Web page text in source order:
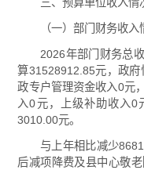
（一）部门财务收入
2026年部门财务总
算31528912.85元，政
政专户管理资金收入0元
入0元，上级补助收入0
3010.00元。
与上年相比减少
后减项降费及县中心敬